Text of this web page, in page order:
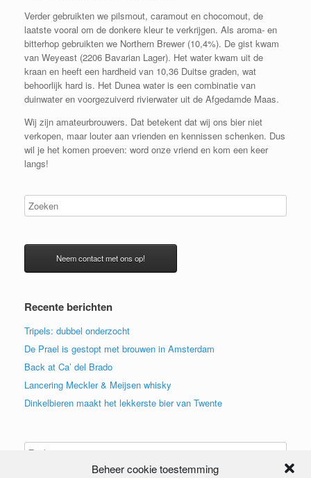
Beheer cookie toestemming
Verder gebruikten we pilsmout, caramout en chocomout, de
laatste vooral om de donkere kleur te verkrijgen. Als aroma- en
bitterhop gebruikten we Northern Brewer (10,4%). De gist kwam
van Weyeast (2206 Bavarian Lager). Het water kwam uit de
kraan en heeft een hardheid van 10,36 Duitse graden, wat
behoorlijk hard is. Het Dunea water is een combinatie van
duinwater en voorgezuiverd rivierwater uit de Afgedamde Maas.
Wij zijn amateurbrouwers. Dat betekent dat wij ons bier niet
verkopen, maar louter aan vrienden en kennissen schenken. Dus
wil je het komen proeven: word onze vriend en kom een keer
langs!
Neem contact met ons op!
Recente berichten
Tripels: dubbel onderzocht
De Prael is gestopt met brouwen in Amsterdam
Back at Ca’ del Brado
Lancering Meckler & Meijsen whisky
Dinkelbieren maakt het lekkerste bier van Twente